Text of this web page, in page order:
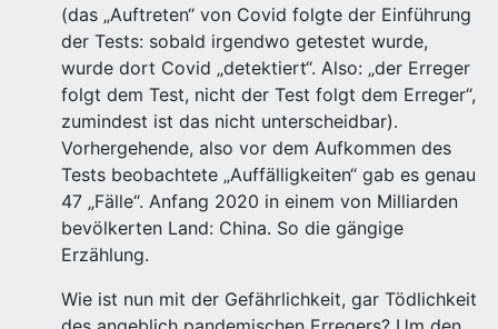
(das „Auftreten“ von Covid folgte der Einführung
der Tests: sobald irgendwo getestet wurde,
wurde dort Covid „detektiert“. Also: „der Erreger
folgt dem Test, nicht der Test folgt dem Erreger“,
zumindest ist das nicht unterscheidbar).
Vorhergehende, also vor dem Aufkommen des
Tests beobachtete „Auffälligkeiten“ gab es genau
47 „Fälle“. Anfang 2020 in einem von Milliarden
bevölkerten Land: China. So die gängige
Erzählung.
Wie ist nun mit der Gefährlichkeit, gar Tödlichkeit